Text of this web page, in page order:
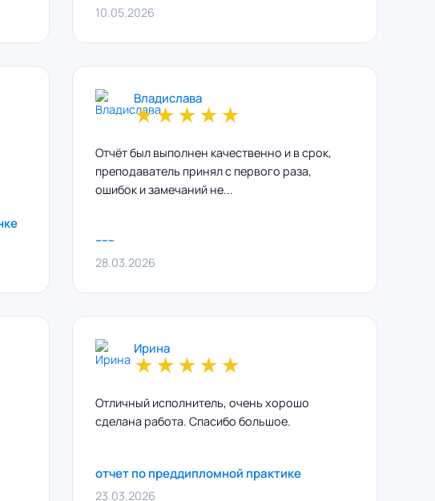
10.05.2026
Владислава
★★★★★
Отчёт был выполнен качественно и в срок,
преподаватель принял с первого раза,
ошибок и замечаний не...
------
28.03.2026
Ирина
★★★★★
Отличный исполнитель, очень хорошо
сделана работа. Спасибо большое.
отчет по преддипломной практике
23.03.2026